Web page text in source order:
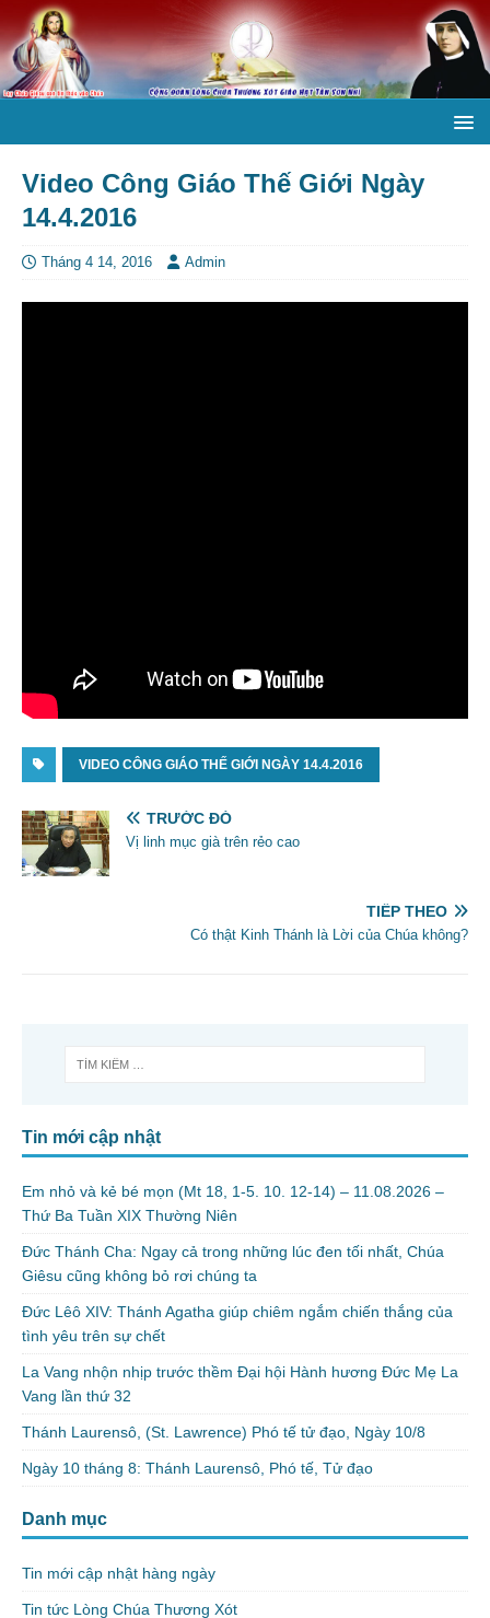
Video Công Giáo Thế Giới Ngày
14.4.2016
Tháng 4 14, 2016 Admin
VIDEO CÔNG GIÁO THẾ GIỚI NGÀY 14.4.2016
TRƯỚC ĐÓ
Vị linh mục già trên rẻo cao
TIẾP THEO
Có thật Kinh Thánh là Lời của Chúa không?
Tin mới cập nhật
Em nhỏ và kẻ bé mọn (Mt 18, 1-5. 10. 12-14) – 11.08.2026 –
Thứ Ba Tuần XIX Thường Niên
Đức Thánh Cha: Ngay cả trong những lúc đen tối nhất, Chúa
Giêsu cũng không bỏ rơi chúng ta
Đức Lêô XIV: Thánh Agatha giúp chiêm ngắm chiến thắng của
tình yêu trên sự chết
La Vang nhộn nhịp trước thềm Đại hội Hành hương Đức Mẹ La
Vang lần thứ 32
Thánh Laurensô, (St. Lawrence) Phó tế tử đạo, Ngày 10/8
Ngày 10 tháng 8: Thánh Laurensô, Phó tế, Tử đạo
Danh mục
Tin mới cập nhật hàng ngày
Tin tức Lòng Chúa Thương Xót